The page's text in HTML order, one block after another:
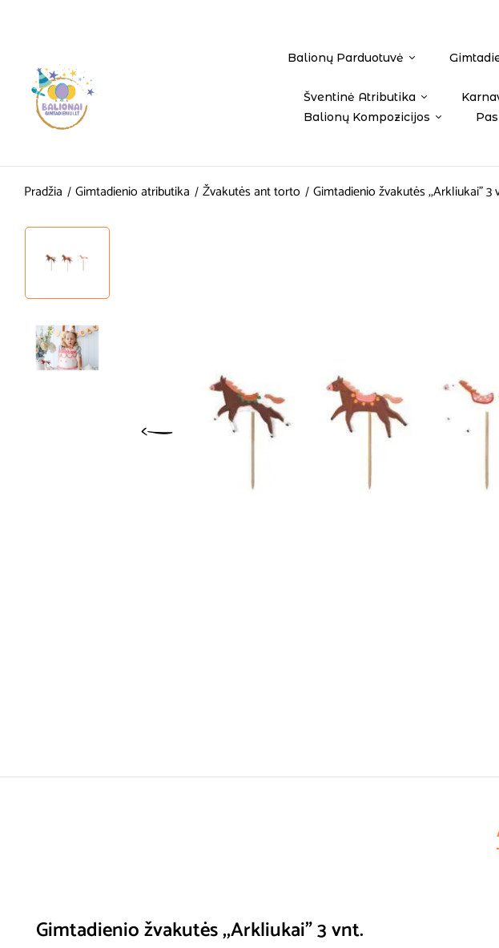
Balionų Parduotuvė
Šventinė Atributika
Balionų Kompozicijos
Pradžia Gimtadienio atributika Žvakutės ant torto Gimtadienio žvakutės ,,Arkliukai” 3
Gimtadienio žvakutės ,,Arkliukai” 3 vnt.